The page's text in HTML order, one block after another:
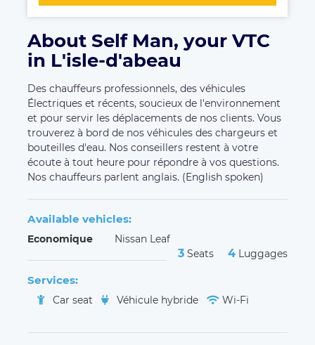
About Self Man, your VTC
in L'isle-d'abeau
Des chauffeurs professionnels, des véhicules
Électriques et récents, soucieux de l'environnement
et pour servir les déplacements de nos clients. Vous
trouverez à bord de nos véhicules des chargeurs et
bouteilles d'eau. Nos conseillers restent à votre
écoute à tout heure pour répondre à vos questions.
Nos chauffeurs parlent anglais. (English spoken)
Available vehicles:
Economique Nissan Leaf
3 Seats 4 Luggages
Services:
Car seat Véhicule hybride Wi-Fi